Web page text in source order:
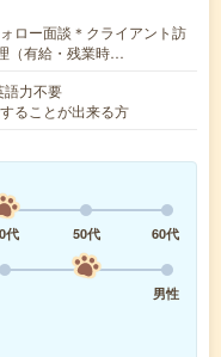
ロー面談＊クライアント訪
（有給・残業時…
語力不要
ることが出来る方
代 50代
60代
男性